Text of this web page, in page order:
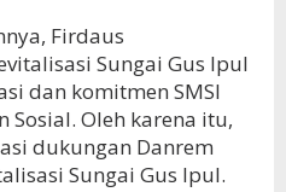
Firdaus
Sungai Gus Ipul
dan komitmen SMSI
Sosial. Oleh karena itu,
dukungan Danrem
Sungai Gus Ipul.